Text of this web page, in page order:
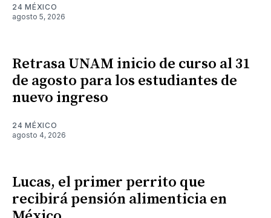
24 MÉXICO
agosto 5, 2026
Retrasa UNAM inicio de curso al 31
de agosto para los estudiantes de
nuevo ingreso
24 MÉXICO
agosto 4, 2026
Lucas, el primer perrito que
recibirá pensión alimenticia en